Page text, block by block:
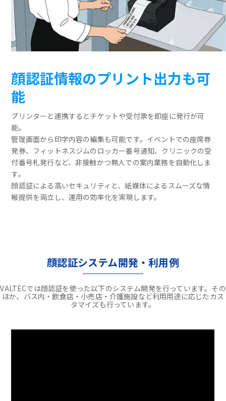
顔認証情報のプリント出力も可
能
プリンターと連携するとチケットや受付票を即座に発行が可
能。
管理画面から印字内容の編集も可能です。イベントでの座席券
発券、フィットネスジムのロッカー番号通知、クリニックの受
付番号札発行など、非接触かつ無人での案内業務を自動化しま
す。
顔認証による高いセキュリティと、紙媒体によるスムーズな情
報提供を両立し、運用の効率化を実現します。
顔認証システム開発・利用例
VALTECでは顔認証を使った以下のシステム開発を行っています。その
ほか、バス内・飲食店・小売店・介護施設など利用用途に応じたカス
タマイズも行っています。